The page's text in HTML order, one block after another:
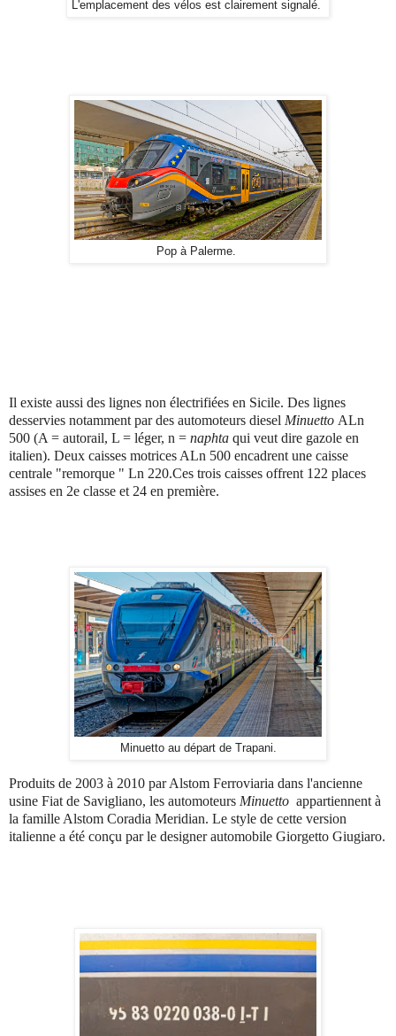
L'emplacement des vélos est clairement signalé.
Pop à Palerme.
Il existe aussi des lignes non électrifiées en Sicile. Des lignes
desservies notamment par des automoteurs diesel Minuetto ALn
500 (A = autorail, L = léger, n = naphta qui veut dire gazole en
italien). Deux caisses motrices ALn 500 encadrent une caisse
centrale "remorque " Ln 220.Ces trois caisses offrent 122 places
assises en 2e classe et 24 en première.
Minuetto au départ de Trapani.
Produits de 2003 à 2010 par Alstom Ferroviaria dans l'ancienne
usine Fiat de Savigliano, les automoteurs Minuetto appartiennent à
la famille Alstom Coradia Meridian. Le style de cette version
italienne a été conçu par le designer automobile Giorgetto Giugiaro.